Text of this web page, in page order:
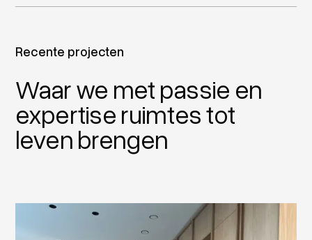
Recente projecten
Waar we met passie en
expertise ruimtes tot
leven brengen